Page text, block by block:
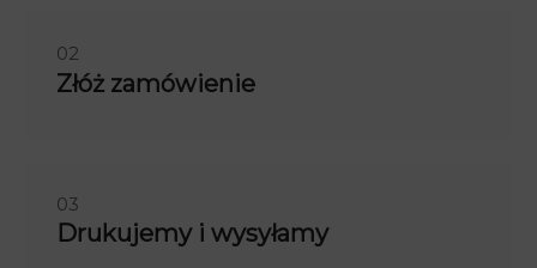
02
Złóż zamówienie
03
Drukujemy i wysyłamy